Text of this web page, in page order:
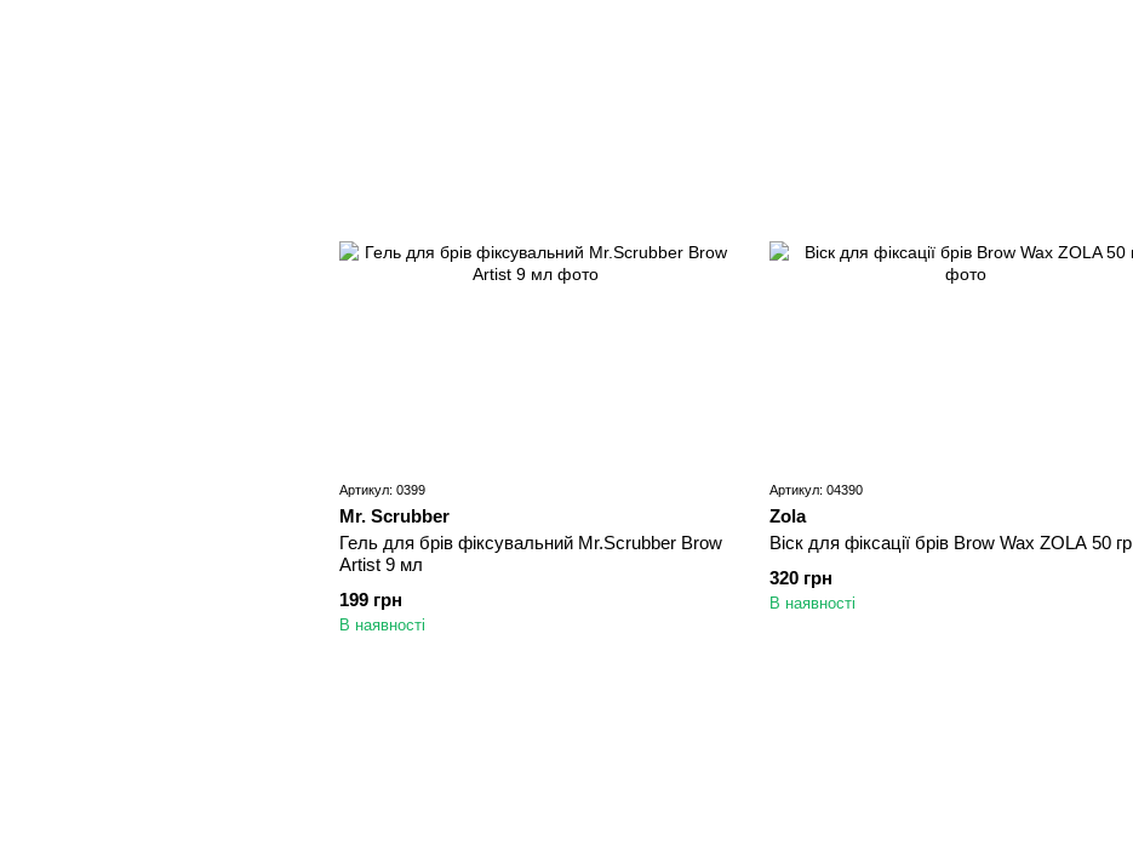
Артикул: 0399
Mr. Scrubber
Гель для брів фіксувальний Mr.Scrubber Brow
Artist 9 мл
199 грн
В наявності
Артикул: 04390
Zola
Віск для фіксації брів Brow Wax ZOLA 50 гр
320 грн
В наявності